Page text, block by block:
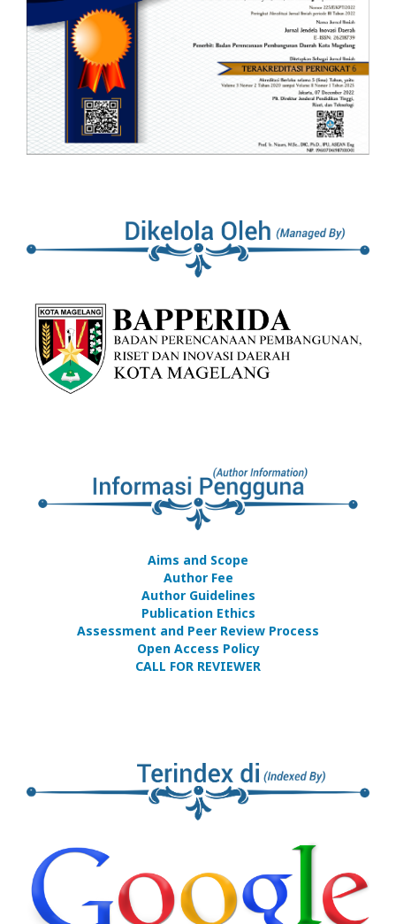
Aims and Scope
Author Fee
Author Guidelines
Publication Ethics
Assessment and Peer Review Process
Open Access Policy
CALL FOR REVIEWER